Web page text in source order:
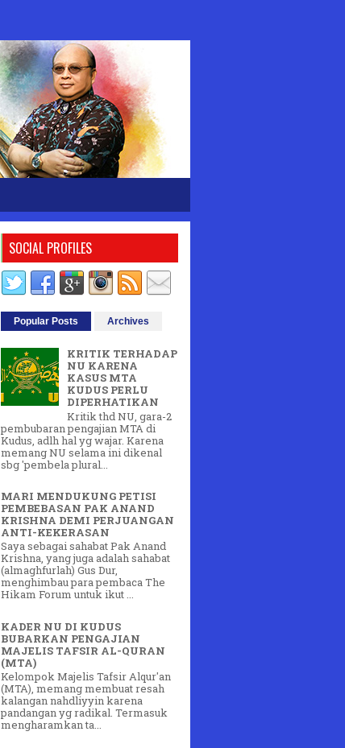
SOCIAL PROFILES
Popular Posts Archives
KRITIK TERHADAP
NU KARENA
KASUS MTA
KUDUS PERLU
DIPERHATIKAN
Kritik thd NU, gara-2
pembubaran pengajian MTA di
Kudus, adlh hal yg wajar. Karena
memang NU selama ini dikenal
sbg 'pembela plural...
MARI MENDUKUNG PETISI
PEMBEBASAN PAK ANAND
KRISHNA DEMI PERJUANGAN
ANTI-KEKERASAN
Saya sebagai sahabat Pak Anand
Krishna, yang juga adalah sahabat
(almaghfurlah) Gus Dur,
menghimbau para pembaca The
Hikam Forum untuk ikut ...
KADER NU DI KUDUS
BUBARKAN PENGAJIAN
MAJELIS TAFSIR AL-QURAN
(MTA)
Kelompok Majelis Tafsir Alqur'an
(MTA), memang membuat resah
kalangan nahdliyyin karena
pandangan yg radikal. Termasuk
mengharamkan ta...